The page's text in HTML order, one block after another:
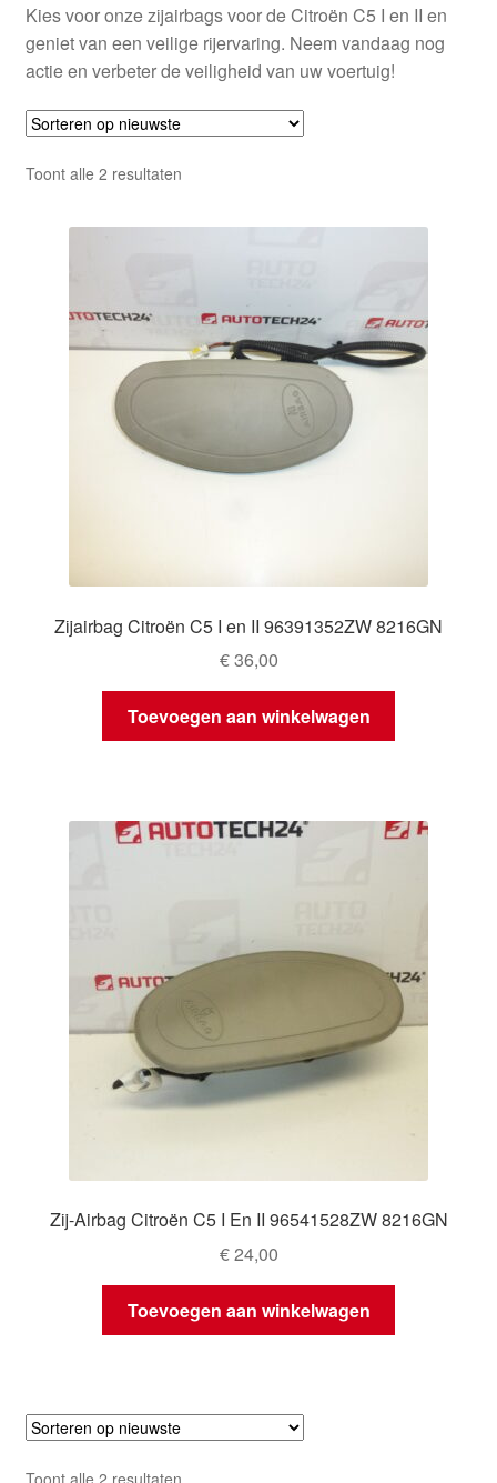
Kies voor onze zijairbags voor de Citroën C5 I en II en
geniet van een veilige rijervaring. Neem vandaag nog
actie en verbeter de veiligheid van uw voertuig!
Toont alle 2 resultatenGesorteerd
nieuwste
Zijairbag Citroën C5 I en II 96391352ZW 8216GN
€36,00
Toevoegen aan winkelwagen
Zij-Airbag Citroën C5 I En II 96541528ZW 8216GN
€24,00
Toevoegen aan winkelwagen
Gesorteerd